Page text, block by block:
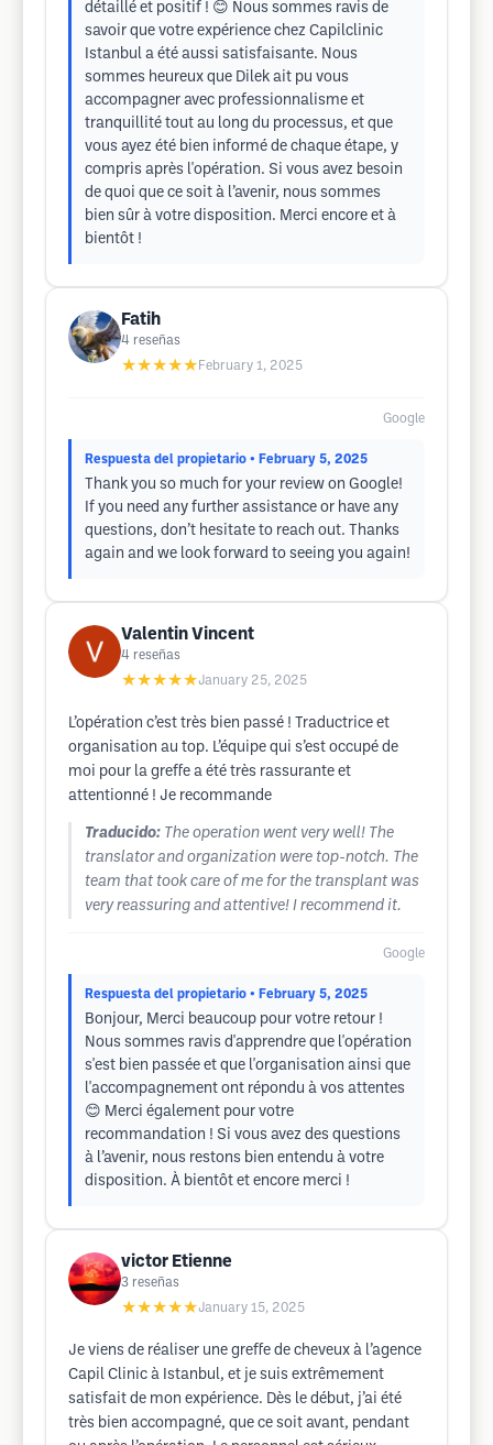
détaillé et positif ! 😊 Nous sommes ravis de
savoir que votre expérience chez Capilclinic
Istanbul a été aussi satisfaisante. Nous
sommes heureux que Dilek ait pu vous
accompagner avec professionnalisme et
tranquillité tout au long du processus, et que
vous ayez été bien informé de chaque étape, y
compris après l'opération. Si vous avez besoin
de quoi que ce soit à l’avenir, nous sommes
bien sûr à votre disposition. Merci encore et à
bientôt !
Fatih
4 reseñas
★★★★★ February 1, 2025
Google
Respuesta del propietario • February 5, 2025
Thank you so much for your review on Google!
If you need any further assistance or have any
questions, don’t hesitate to reach out. Thanks
again and we look forward to seeing you again!
Valentin Vincent
4 reseñas
★★★★★January 25, 2025
L’opération c’est très bien passé ! Traductrice et
organisation au top. L’équipe qui s’est occupé de
moi pour la greffe a été très rassurante et
attentionné ! Je recommande
Traducido: The operation went very well! The
translator and organization were top-notch. The
team that took care of me for the transplant was
very reassuring and attentive! I recommend it.
Google
Respuesta del propietario • February 5, 2025
Bonjour, Merci beaucoup pour votre retour !
Nous sommes ravis d'apprendre que l'opération
s'est bien passée et que l'organisation ainsi que
l'accompagnement ont répondu à vos attentes
😊 Merci également pour votre
recommandation ! Si vous avez des questions
à l’avenir, nous restons bien entendu à votre
disposition. À bientôt et encore merci !
victor Etienne
3 reseñas
★★★★★January 15, 2025
Je viens de réaliser une greffe de cheveux à l’agence
Capil Clinic à Istanbul, et je suis extrêmement
satisfait de mon expérience. Dès le début, j’ai été
très bien accompagné, que ce soit avant, pendant